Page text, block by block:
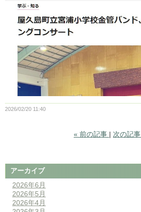
2026/02/20 11:40
« 前の記事 次の記事
アーカイブ
2026年6月
2026年5月
2026年4月